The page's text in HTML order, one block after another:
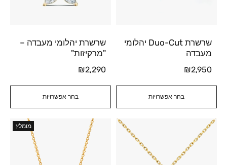
בחר אפשרויות
שרשרת Duo-Cut יהלומי
מעבדה
₪2,950
בחר אפשרויות
שרשרת יהלומי מעבדה –
"מרקיזות"
₪2,290
מומלץ